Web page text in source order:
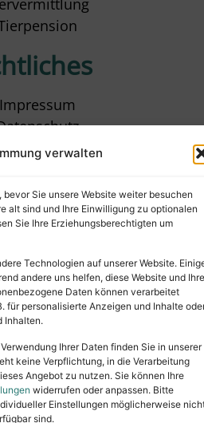
verwalten
Sie unsere Website weiter besuchen
alt sind und Ihre Einwilligung zu optionalen
Sie Ihre Erziehungsberechtigten um
Technologien auf unserer Website.
andere uns helfen, diese Website und Ihre
Daten können verarbeitet
für personalisierte Anzeigen und Inhalte
Inhalten.
Ihrer Daten finden Sie in unserer
keine Verpflichtung, in die Verarbeitung
Angebot zu nutzen. Sie können Ihre
widerrufen oder anpassen. Bitte
Einstellungen möglicherweise
sind.
Impressum
Satzung
All rights reserved.
neuwied.de
1, 56567 Neuwied